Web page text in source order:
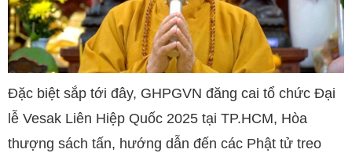
Đặc biệt sắp tới đây, GHPGVN đăng cai tổ chức Đại
lễ Vesak Liên Hiệp Quốc 2025 tại TP.HCM, Hòa
thượng sách tấn, hướng dẫn đến các Phật tử treo